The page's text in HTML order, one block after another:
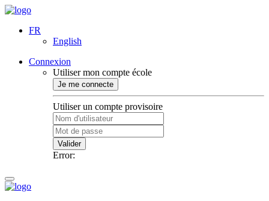
FR
English
Connexion
Utiliser mon compte école
Je me connecte
Utiliser un compte provisoire
Valider
Error: